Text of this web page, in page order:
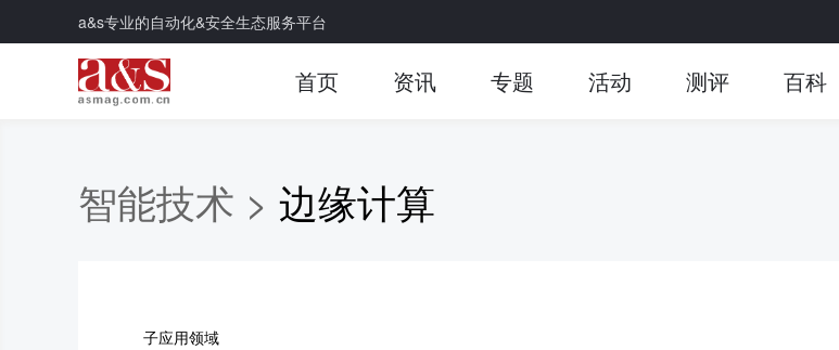
a&s专业的自动化&安全生态服务平台
首页 资讯 专题 活动 测评 百科
智能技术 > 边缘计算
子应用领域